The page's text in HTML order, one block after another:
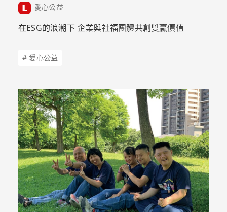
愛心公益
在ESG的浪潮下 企業與社福團體共創雙贏價值
# 愛心公益